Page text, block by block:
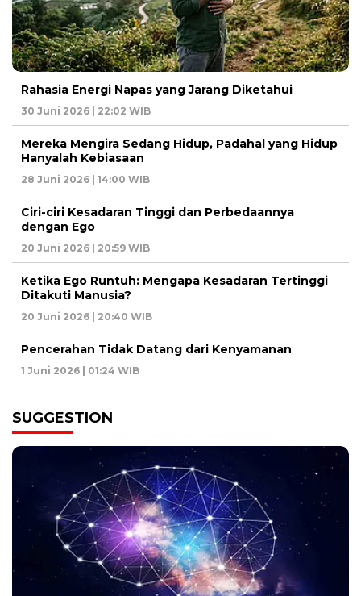
Rahasia Energi Napas yang Jarang Diketahui
30 Juni 2026 | 22:02 WIB
Mereka Mengira Sedang Hidup, Padahal yang Hidup
Hanyalah Kebiasaan
28 Juni 2026 | 14:00 WIB
Ciri-ciri Kesadaran Tinggi dan Perbedaannya
dengan Ego
20 Juni 2026 | 20:59 WIB
Ketika Ego Runtuh: Mengapa Kesadaran Tertinggi
Ditakuti Manusia?
20 Juni 2026 | 20:40 WIB
Pencerahan Tidak Datang dari Kenyamanan
1 Juni 2026 | 01:24 WIB
SUGGESTION